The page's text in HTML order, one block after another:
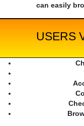
can easily
USERS